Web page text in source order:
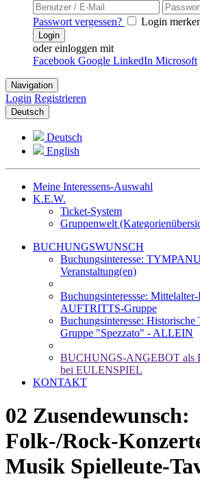
Passwort vergessen? Login
Login
oder einloggen mit
Facebook Google LinkedIn Microsoft
Navigation
Login Registrieren
Deutsch
Deutsch
English
Meine Interessens-Auswahl
K.E.W.
Ticket-System
Gruppenwelt
BUCHUNGSWUNSCH
Buchungsinteresse:
Veranstaltung(en)
Buchungsinteressse:
AUFTRITTS-Gruppe
Buchungsinteresse:
Gruppe "Spezzato" - ALLEIN
BUCHUNGS-ANGEBOT
bei EULENSPIEL
KONTAKT
02 Zusendewunsch:
Folk-/Rock-
Musik Spielleute-